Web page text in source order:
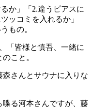
か」「2.違うピアスに
ッコミを入れるか」
もの。
「皆様と慎吾、一緒に
こと。
森さんとサウナに入りな
喋る河本さんですが、藤